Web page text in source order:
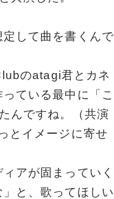
して曲を書くんで
のatagi君とカネ
ている最中に「こ
んですね。（共演
とイメージに寄せ
アが固まっていく
と、歌ってほしい